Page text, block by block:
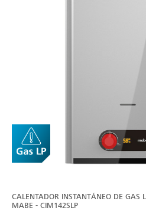
CALENTADOR INSTANTÁNEO DE GAS
MABE - CIM142SLP